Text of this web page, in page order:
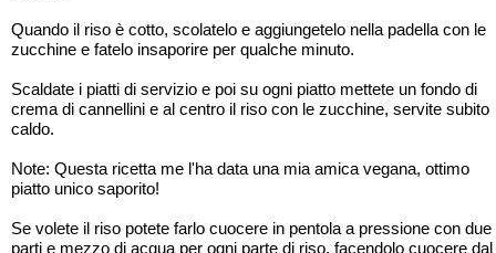
Quando il riso è cotto, scolatelo e aggiungetelo nella padella con le
zucchine e fatelo insaporire per qualche minuto.
Scaldate i piatti di servizio e poi su ogni piatto mettete un fondo di
crema di cannellini e al centro il riso con le zucchine, servite subito
caldo.
Note: Questa ricetta me l'ha data una mia amica vegana, ottimo
piatto unico saporito!
Se volete il riso potete farlo cuocere in pentola a pressione con due
parti e mezzo di acqua per ogni parte di riso, facendolo cuocere dal